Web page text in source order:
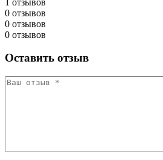
0 отзывов
0 отзывов
0 отзывов
Оставить отзыв